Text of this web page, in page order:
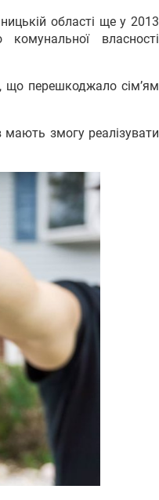
області ще у 2013
власності
що перешкоджало сім’ям
мають змогу реалізувати